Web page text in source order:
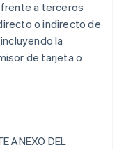
a terceros
o indirecto de
la
de tarjeta o
ANEXO DEL